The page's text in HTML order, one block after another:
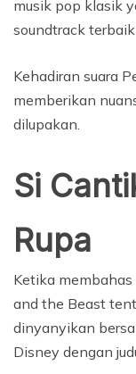
musik pop klasik
soundtrack
Kehadiran suara
memberikan
dilupakan.
Si
Rupa
Ketika
and the Beast
dinyanyikan
Disney dengan